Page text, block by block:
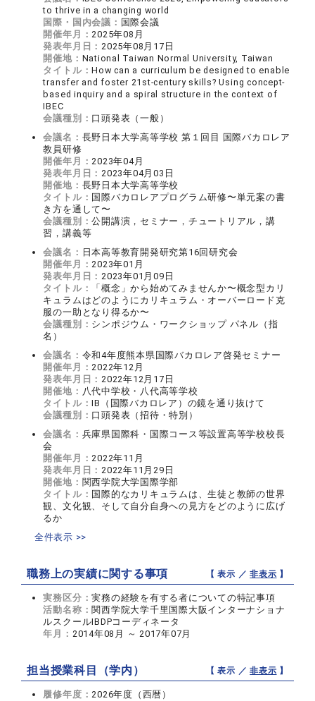
to thrive in a changing world
国際・国内会議： 国際会議
開催年月：2025年08月
発表年月日：2025年08月17日
開催地： National Taiwan Normal University, Taiwan
タイトル：How can a curriculum be designed to enable
transfer and foster 21st-century skills? Using concept-
based inquiry and a spiral structure in the context of
IBEC
会議種別： 口頭発表（一般）
会議名： 長野日本大学高等学校 第１回目 国際バカロレア
教員研修
開催年月：2023年04月
発表年月日：2023年04月03日
開催地： 長野日本大学高等学校
タイトル： 国際バカロレアプログラム研修〜単元案の書
き方を通して〜
会議種別：公開講演，セミナー，チュートリアル，講
習，講義等
会議名： 日本高等教育開発研究第16回研究会
開催年月：2023年01月
発表年月日：2023年01月09日
タイトル：
「概念」から始めてみませんか〜概念型カリ
キュラムはどのようにカリキュラム・オーバーロード克
服の一助となり得るか〜
会議種別： シンポジウム・ワークショップ パネル（指
名）
会議名： 令和4年度熊本県国際バカロレア啓発セミナー
開催年月：2022年12月
発表年月日：2022年12月17日
開催地： 八代中学校・八代高等学校
タイトル：IB（国際バカロレア）の鏡を通り抜けて
会議種別： 口頭発表（招待・特別）
会議名： 兵庫県国際科・国際コース等設置高等学校校長
会
開催年月：2022年11月
発表年月日：2022年11月29日
開催地： 関西学院大学国際学部
タイトル： 国際的なカリキュラムは、生徒と教師の世界
観、文化観、そして自分自身への見方をどのように広げ
るか
全件表示 >>
職務上の実績に関する事項 【 表示 ／非表示 】
実務区分：実務の経験を有する者についての特記事項
活動名称： 関西学院大学千里国際大阪インターナショナ
ルスクールIBDPコーディネータ
年月： 2014年08月 ～ 2017年07月
担当授業科目（学内） 【 表示 ／非表示 】
履修年度：2026年度（西暦）